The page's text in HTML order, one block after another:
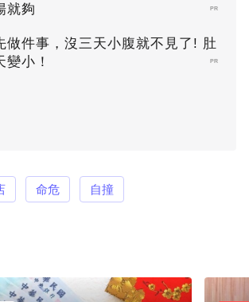
就夠
PR
做件事，沒三天小腹就不見了! 肚
變小！
PR
命危 自撞